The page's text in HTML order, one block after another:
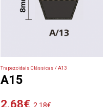
Trapezoidais Clássicas / A13
A15
2.68€